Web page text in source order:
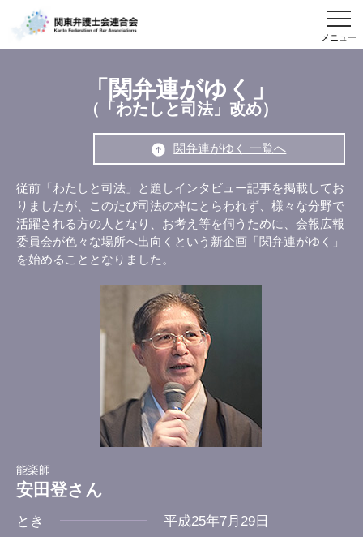
メニュー
「関弁連がゆく」
（「わたしと司法」改め）
関弁連がゆく 一覧へ
従前「わたしと司法」と題しインタビュー記事を掲載してお
りましたが、このたび司法の枠にとらわれず、様々な分野で
活躍される方の人となり、お考え等を伺うために、会報広報
委員会が色々な場所へ出向くという新企画「関弁連がゆく」
を始めることとなりました。
能楽師
安田登さん
とき
平成25年7月29日